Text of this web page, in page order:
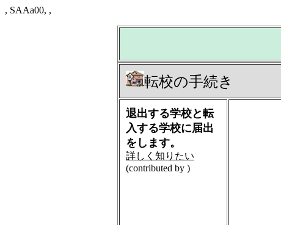
, SAAa00, ,
転校の手続き
退出する学校と転
入する学校に届出
をします。
詳しく知りたい
(contributed by )